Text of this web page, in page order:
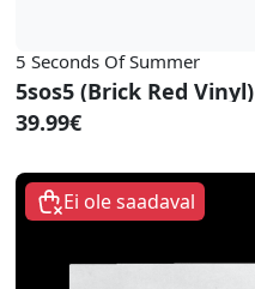
5 Seconds Of Summer
5sos5 (Brick Red Vinyl)
39.99€
Ei ole saadaval